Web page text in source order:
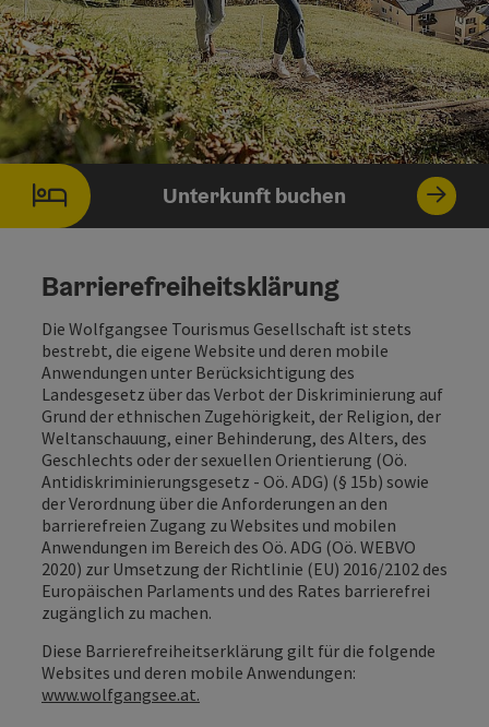
Unterkunft buchen
Barrierefreiheitsklärung
Die Wolfgangsee Tourismus Gesellschaft ist stets
bestrebt, die eigene Website und deren mobile
Anwendungen unter Berücksichtigung des
Landesgesetz über das Verbot der Diskriminierung auf
Grund der ethnischen Zugehörigkeit, der Religion, der
Weltanschauung, einer Behinderung, des Alters, des
Geschlechts oder der sexuellen Orientierung (Oö.
Antidiskriminierungsgesetz - Oö. ADG) (§ 15b) sowie
der Verordnung über die Anforderungen an den
barrierefreien Zugang zu Websites und mobilen
Anwendungen im Bereich des Oö. ADG (Oö. WEBVO
2020) zur Umsetzung der Richtlinie (EU) 2016/2102 des
Europäischen Parlaments und des Rates barrierefrei
zugänglich zu machen.
Diese Barrierefreiheitserklärung gilt für die folgende
Websites und deren mobile Anwendungen:
www.wolfgangsee.at.